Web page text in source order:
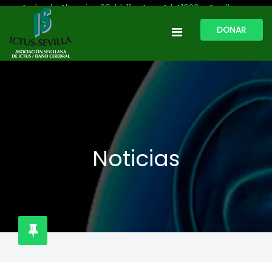
Avda. de Altamira, 29, bl. 11 – Acc. A | 41020 - Sevilla
954 513 999
ictussevilla@hotmail.com
DONAR
Noticias